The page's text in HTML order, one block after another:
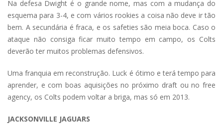
Na defesa Dwight é o grande nome, mas com a mudança do
esquema para 3-4, e com vários rookies a coisa não deve ir tão
bem. A secundária é fraca, e os safeties são meia boca. Caso o
ataque não consiga ficar muito tempo em campo, os Colts
deverão ter muitos problemas defensivos.
Uma franquia em reconstrução. Luck é ótimo e terá tempo para
aprender, e com boas aquisições no próximo draft ou no free
agency, os Colts podem voltar a briga, mas só em 2013.
JACKSONVILLE JAGUARS